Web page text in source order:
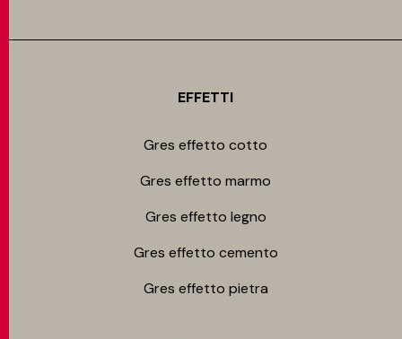
EFFETTI
Gres effetto cotto
Gres effetto marmo
Gres effetto legno
Gres effetto cemento
Gres effetto pietra